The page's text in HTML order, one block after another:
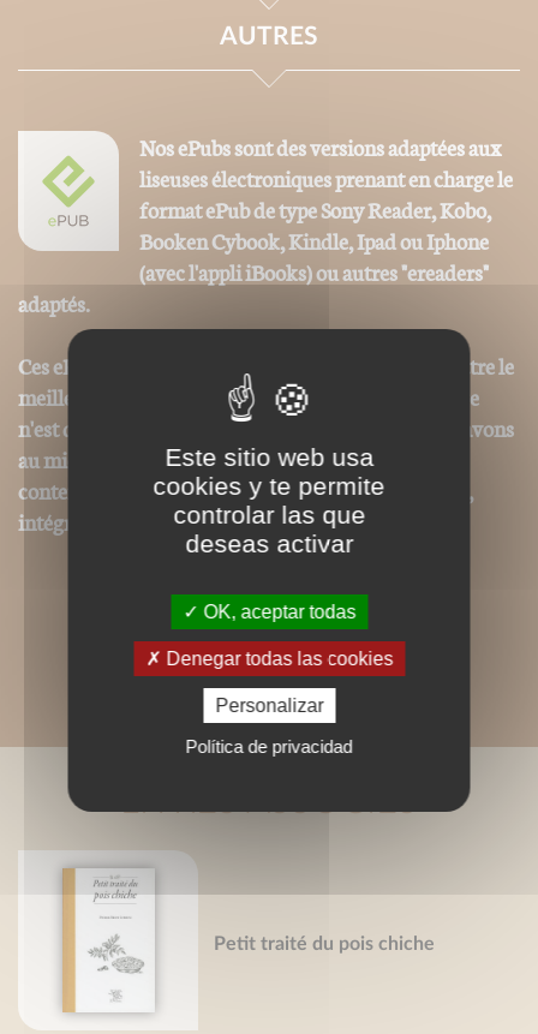
AUTRES
Nos ePubs sont des versions adaptées aux
liseuses électroniques prenant en charge le
format ePub de type Sony Reader, Kobo,
Booken Cybook, Kindle, Ipad ou Iphone
(avec l'appli iBooks) ou autres "ereaders"
adaptés.
Ces ePubs sont alors revus et optimisés pour permettre le
meilleur confort de lecture, toutefois la mise en page
n'est donc pas strictement identique même si nous avons
au mieux respecté la charte graphique initiale. Les
contenus textes et iconographiques sont, par contre,
intégralement reproduits dans ce format.
Petit traité du pois chiche
Este sitio web usa
cookies y te permite
controlar las que
deseas activar
OK, aceptar todas
Denegar todas las cookies
Personalizar
Política de privacidad